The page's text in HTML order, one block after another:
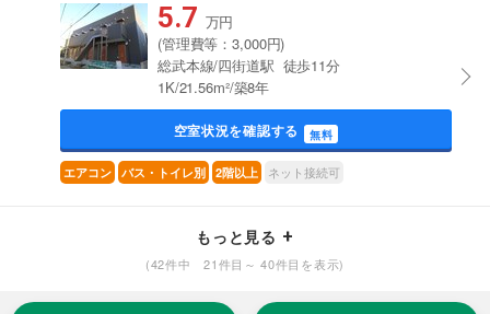
5.7 万円
(管理費等：3,000円)
総武本線/四街道駅 徒歩11分
1K/21.56m²/築8年
空室状況を確認する 無料
エアコン バス・トイレ別 2階以上 ネット接続可
もっと見る
(42件中 21件目～ 40件目を表示)